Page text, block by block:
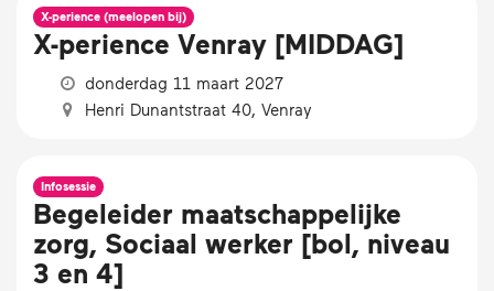
X-perience (meelopen bij)
X-perience Venray [MIDDAG]
donderdag 11 maart 2027
Henri Dunantstraat 40, Venray
Infosessie
Begeleider maatschappelijke
zorg, Sociaal werker [bol, niveau
3 en 4]